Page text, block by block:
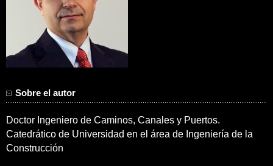
Sobre el autor
Doctor Ingeniero de Caminos, Canales y Puertos.
Catedrático de Universidad en el área de Ingeniería de la
Construcción